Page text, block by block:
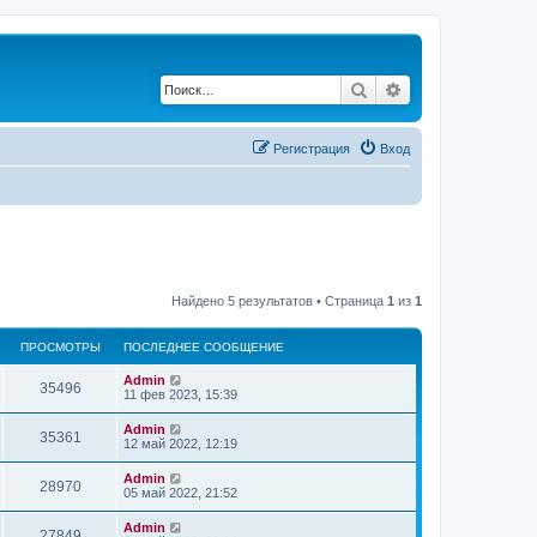
Поиск
Вход
Регистрация
Найдено 5 результатов • Страница 1 из 1
ПРОСМОТРЫ ПОСЛЕДНЕЕ СООБЩЕНИЕ
35496
Admin
11 фев 2023, 15:39
35361
Admin
12 май 2022, 12:19
28970
Admin
05 май 2022, 21:52
Admin